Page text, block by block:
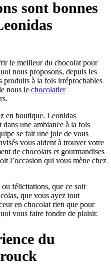
sont bonnes
le meilleur du chocolat pour
nous proposons, depuis les
produits à la fois irréprochables
nous le chocolatier
en boutique. Leonidas
une ambiance à la fois
se fait une joie de vous
vous aident à trouver votre
de chocolats et gourmandises
l’occasion qui vous mène chez
félicitations, que ce soit
que vous ayez tout
en chocolat rien que pour
vous faire fondre de plaisir.
du